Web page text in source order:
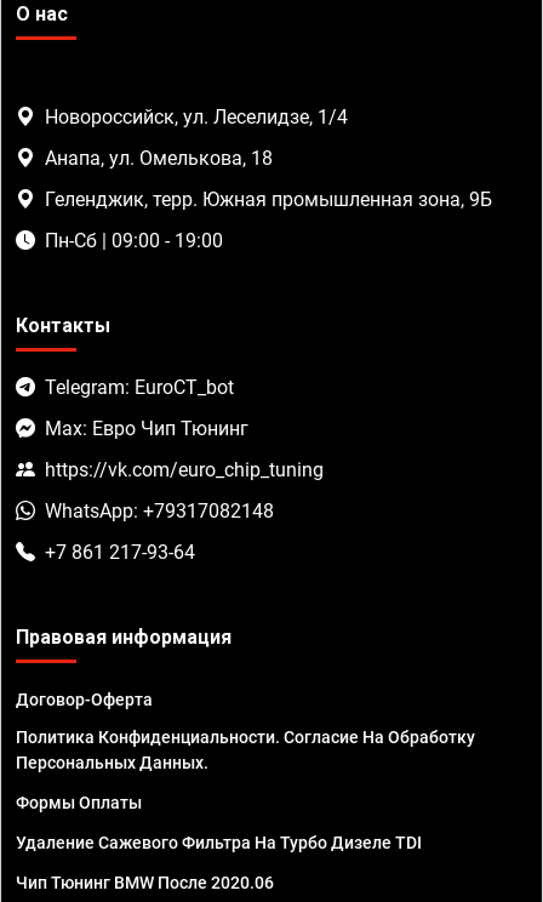
О нас
Новороссийск, ул. Леселидзе, 1/4
Анапа, ул. Омелькова, 18
Геленджик, терр. Южная промышленная зона, 9Б
Пн-Сб | 09:00 - 19:00
Контакты
Telegram: EuroCT_bot
Max: Евро Чип Тюнинг
https://vk.com/euro_chip_tuning
WhatsApp: +79317082148
+7 861 217-93-64
Правовая информация
Договор-Оферта
Политика Конфиденциальности. Согласие На Обработку
Персональных Данных.
Формы Оплаты
Удаление Сажевого Фильтра На Турбо Дизеле TDI
Чип Тюнинг BMW После 2020.06